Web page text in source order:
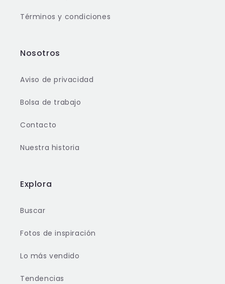
Términos y condiciones
Nosotros
Aviso de privacidad
Bolsa de trabajo
Contacto
Nuestra historia
Explora
Buscar
Fotos de inspiración
Lo más vendido
Tendencias